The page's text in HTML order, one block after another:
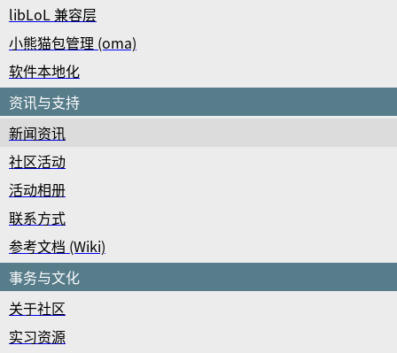
libLoL 兼容层
小熊猫包管理 (oma)
软件本地化
资讯与支持
新闻资讯
社区活动
活动相册
联系方式
参考文档 (Wiki)
事务与文化
关于社区
实习资源